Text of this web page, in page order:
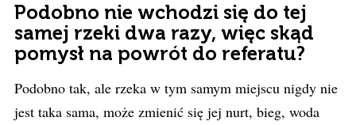
Podobno nie wchodzi się do tej
samej rzeki dwa razy, więc skąd
pomysł na powrót do referatu?
Podobno tak, ale rzeka w tym samym miejscu nigdy nie
jest taka sama, może zmienić się jej nurt, bieg, woda